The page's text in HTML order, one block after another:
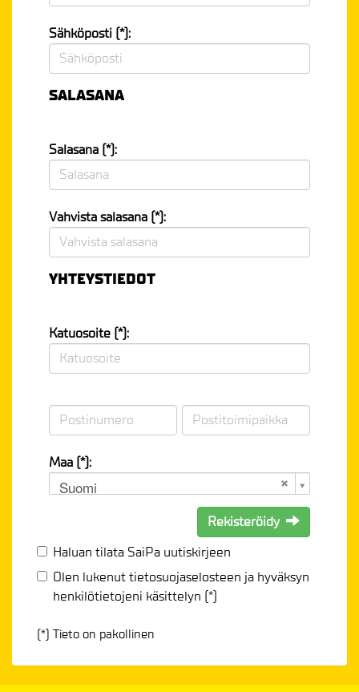
Sähköposti (*):
SALASANA
Salasana (*):
Vahvista salasana (*):
YHTEYSTIEDOT
Katuosoite (*):
Maa (*):
Suomi
Rekisteröidy
Haluan tilata SaiPa uutiskirjeen
Olen lukenuttietosuojaselosteen ja hyväksyn
henkilötietojeni käsittelyn (*)
(*) Tieto on pakollinen